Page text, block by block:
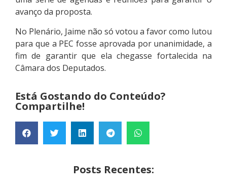
avanço da proposta.
No Plenário, Jaime não só votou a favor como lutou
para que a PEC fosse aprovada por unanimidade, a
fim de garantir que ela chegasse fortalecida na
Câmara dos Deputados.
Está Gostando do Conteúdo?
Compartilhe!
Posts Recentes: